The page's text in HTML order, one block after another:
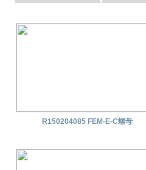
R150204085 FEM-E-C螺母